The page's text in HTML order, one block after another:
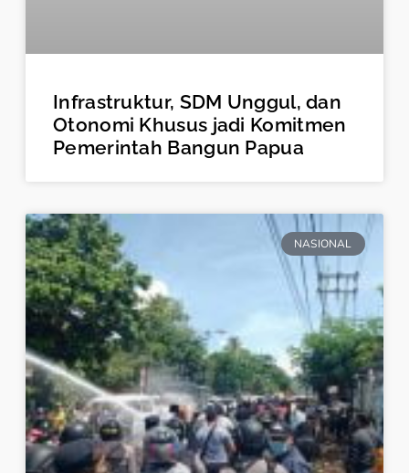
Infrastruktur, SDM Unggul, dan
Otonomi Khusus jadi Komitmen
Pemerintah Bangun Papua
NASIONAL